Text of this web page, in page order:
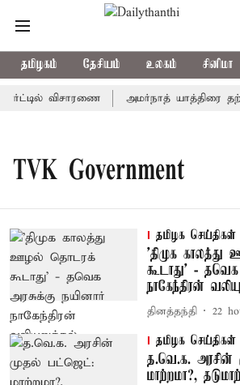
தமிழகம் தேசியம் உலகம் சினிமா
விசாரணை அமர்நாத் யாத்திரை
TVK Government
தமிழக செய்திகள்
'திமுக
கூடாது' - தவெக
நாகேந்திரன்
தினத்தந்தி 22
தமிழக செய்திகள்
த.வெ.க. அரசின்
மாற்றமா?,